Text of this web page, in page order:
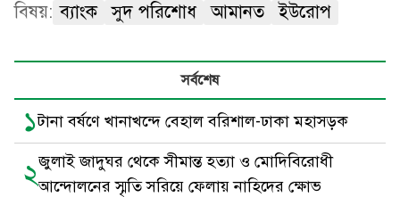
বিষয়: ব্যাংক সুদ পরিশোধ আমানত ইউরোপ
সর্বশেষ
১টানা বর্ষণে খানাখন্দে বেহাল বরিশাল-ঢাকা মহাসড়ক
২জুলাই জাদুঘর থেকে সীমান্ত হত্যা ও মোদিবিরোধী
আন্দোলনের স্মৃতি সরিয়ে ফেলায় নাহিদের ক্ষোভ